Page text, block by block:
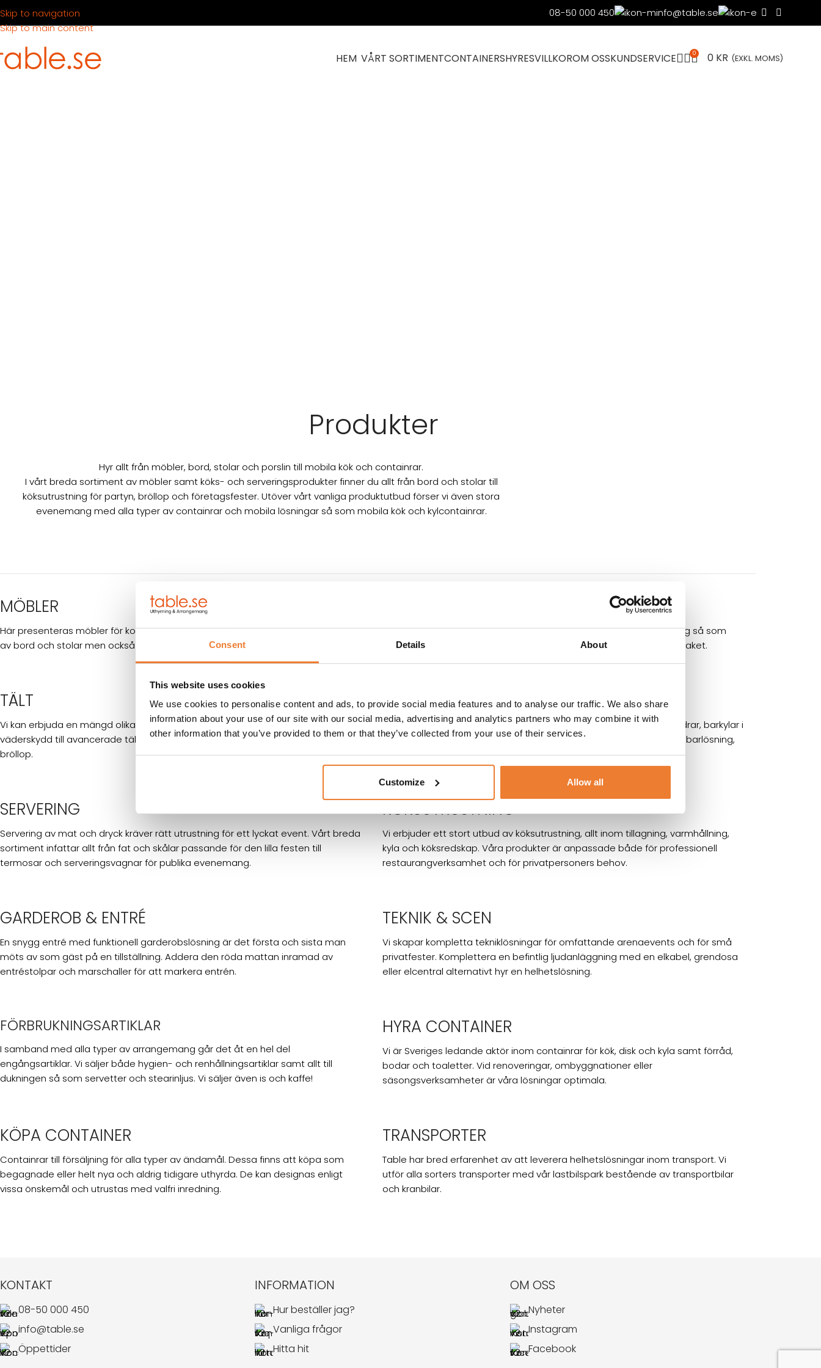
Consent Details About
This website uses cookies
We use cookies to personalise content and ads, to provide social media features and to analyse our traffic. We also share
information about your use of our site with our social media, advertising and analytics partners who may combine it with
other information that you’ve provided to them or that they’ve collected from your use of their services.
Customize Allow all
Skip to navigation
Skip to main content
08-50 000 450 info@table.se
HEM VÅRT SORTIMENTCONTAINERSHYRESVILLKOROM OSSKUNDSERVICE 0 0 KR (EXKL. MOMS)
Produkter
Hyr allt från möbler, bord, stolar och porslin till mobila kök och containrar.
I vårt breda sortiment av möbler samt köks- och serveringsprodukter finner du allt från bord och stolar till
köksutrustning för partyn, bröllop och företagsfester. Utöver vårt vanliga produktutbud förser vi även stora
evenemang med alla typer av containrar och mobila lösningar så som mobila kök och kylcontainrar.
MÖBLER
Här presenteras möbler för konferens samt middagssittning och mingel i form
av bord och stolar men också soffor och fåtöljer till loungemiljöer och utemiljö.
Här har vi samlat alla produkter användbara för en komplett dukning så som
dukar, stolsöverdrag och bordsdekor men också ett antal porslinspaket.
TÄLT
Vi kan erbjuda en mängd olika tält och taklösningar, allt från ett enkelt
väderskydd till avancerade tält passande för publika evenemang, festivaler och
bröllop.
BARUTRUSTNING
Vi tillhandahåller cocktailbarer utformade av professionella bartendrar, barkylar i
olika storlekar och övrig barutrustning för en proffsig och funktionell barlösning,
allt för en god start på ett lyckat party!
SERVERING
Servering av mat och dryck kräver rätt utrustning för ett lyckat event. Vårt breda
sortiment infattar allt från fat och skålar passande för den lilla festen till
termosar och serveringsvagnar för publika evenemang.
KÖKSUTRUSTNING
Vi erbjuder ett stort utbud av köksutrustning, allt inom tillagning, varmhållning,
kyla och köksredskap. Våra produkter är anpassade både för professionell
restaurangverksamhet och för privatpersoners behov.
GARDEROB & ENTRÉ
En snygg entré med funktionell garderobslösning är det första och sista man
möts av som gäst på en tillställning. Addera den röda mattan inramad av
entréstolpar och marschaller för att markera entrén.
TEKNIK & SCEN
Vi skapar kompletta tekniklösningar för omfattande arenaevents och för små
privatfester. Komplettera en befintlig ljudanläggning med en elkabel, grendosa
eller elcentral alternativt hyr en helhetslösning.
FÖRBRUKNINGSARTIKLAR
I samband med alla typer av arrangemang går det åt en hel del
engångsartiklar. Vi säljer både hygien- och renhållningsartiklar samt allt till
dukningen så som servetter och stearinljus. Vi säljer även is och kaffe!
HYRA CONTAINER
Vi är Sveriges ledande aktör inom containrar för kök, disk och kyla samt förråd,
bodar och toaletter. Vid renoveringar, ombyggnationer eller
säsongsverksamheter är våra lösningar optimala.
KÖPA CONTAINER
Containrar till försäljning för alla typer av ändamål. Dessa finns att köpa som
begagnade eller helt nya och aldrig tidigare uthyrda. De kan designas enligt
vissa önskemål och utrustas med valfri inredning.
TRANSPORTER
Table har bred erfarenhet av att leverera helhetslösningar inom transport. Vi
utför alla sorters transporter med vår lastbilspark bestående av transportbilar
och kranbilar.
KONTAKT
08-50 000 450
info@table.se
Öppettider
INFORMATION
Hur beställer jag?
Vanliga frågor
Hitta hit
OM OSS
Nyheter
Instagram
Facebook